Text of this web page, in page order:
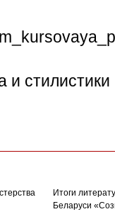
и стилистики
Итоги
Беларуси